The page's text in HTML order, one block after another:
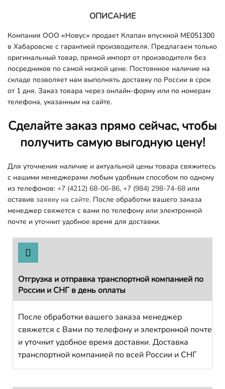
ОПИСАНИЕ
Компания ООО «Новус» продает Клапан впускной ME051300
в Хабаровске с гарантией производителя. Предлагаем только
оригинальный товар, прямой импорт от производителя без
посредников по самой низкой цене. Постоянное наличие на
складе позволяет нам выполнять доставку по России в срок
от 1 дня. Заказ товара через онлайн-форму или по номерам
телефона, указанным на сайте.
Сделайте заказ прямо сейчас, чтобы
получить самую выгодную цену!
Для уточнения наличие и актуальной цены товара свяжитесь
с нашими менеджерами любым удобным способом по одному
из телефонов: +7 (4212) 68-06-86, +7 (984) 298-74-68 или
оставив заявку на сайте. После обработки вашего заказа
менеджер свяжется с вами по телефону или электронной
почте и уточнит удобное время для доставки.
Отгрузка и отправка транспортной компанией по
России и СНГ в день оплаты
После обработки вашего заказа менеджер
свяжется с Вами по телефону и электронной почте
и уточнит удобное время доставки. Доставка
транспортной компанией по всей России и СНГ